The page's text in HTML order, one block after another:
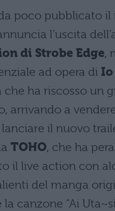
da poco pubblicato il
l’uscita
di Strobe Edge,
ad opera di Io
che ha riscosso un
arrivando a
il nuovo
TOHO, che ha
il live action con
del manga
la canzone “Ai